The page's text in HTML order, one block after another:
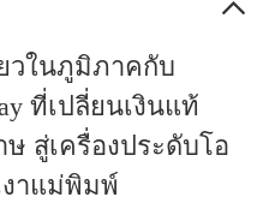
วในภูมิภาคกับ
ที่เปลี่ยนเงินแท้
สู่เครื่องประดับโอ
งาแม่พิมพ์